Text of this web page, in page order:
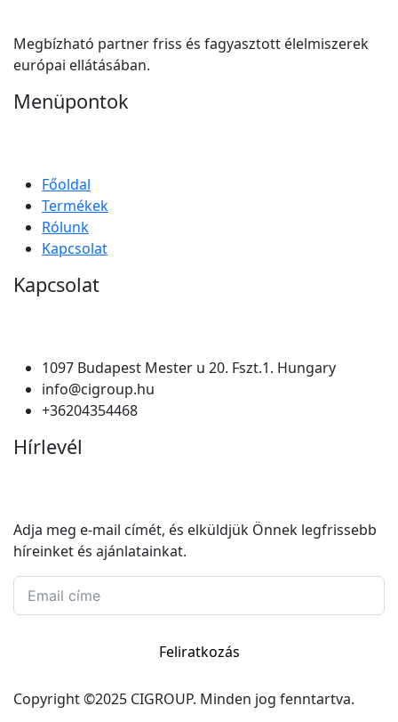
Megbízható partner friss és fagyasztott élelmiszerek
európai ellátásában.
Menüpontok
Főoldal
Termékek
Rólunk
Kapcsolat
Kapcsolat
1097 Budapest Mester u 20. Fszt.1. Hungary
info@cigroup.hu
+36204354468
Hírlevél
Adja meg e-mail címét, és elküldjük Önnek legfrissebb
híreinket és ajánlatainkat.
Feliratkozás
Copyright ©2025 CIGROUP. Minden jog fenntartva.